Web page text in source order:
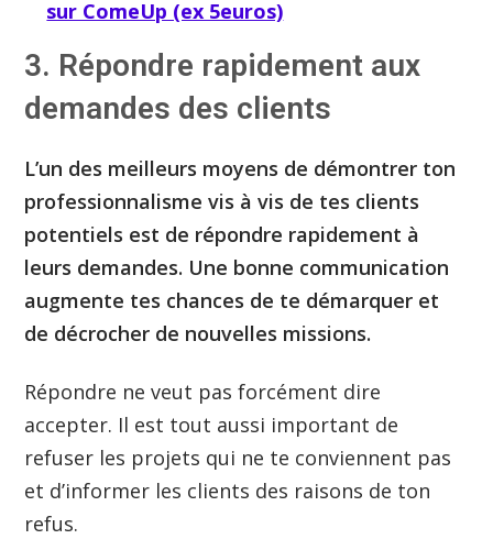
sur ComeUp (ex 5euros​)
3. Répondre rapidement aux
demandes des clients
L’un des meilleurs moyens de démontrer ton
professionnalisme vis à vis de tes clients
potentiels est de répondre rapidement à
leurs demandes. Une bonne communication
augmente tes chances de te démarquer et
de décrocher de nouvelles missions.
Répondre ne veut pas forcément dire
accepter. Il est tout aussi important de
refuser les projets qui ne te conviennent pas
et d’informer les clients des raisons de ton
refus.